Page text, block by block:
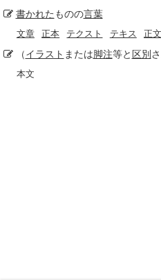
書かれた ものの言葉
文章 正本 テクスト テキス 正文
（イラスト または脚注等と 区別
本文